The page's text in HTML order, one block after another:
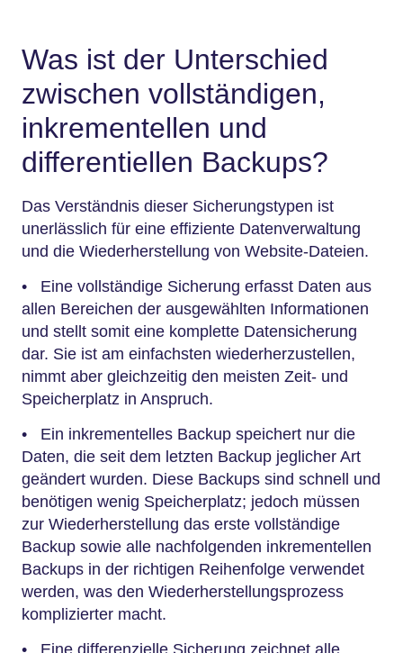
Was ist der Unterschied
zwischen vollständigen,
inkrementellen und
differentiellen Backups?
Das Verständnis dieser Sicherungstypen ist
unerlässlich für eine effiziente Datenverwaltung
und die Wiederherstellung von Website-Dateien.
• Eine vollständige Sicherung erfasst Daten aus
allen Bereichen der ausgewählten Informationen
und stellt somit eine komplette Datensicherung
dar. Sie ist am einfachsten wiederherzustellen,
nimmt aber gleichzeitig den meisten Zeit- und
Speicherplatz in Anspruch.
• Ein inkrementelles Backup speichert nur die
Daten, die seit dem letzten Backup jeglicher Art
geändert wurden. Diese Backups sind schnell und
benötigen wenig Speicherplatz; jedoch müssen
zur Wiederherstellung das erste vollständige
Backup sowie alle nachfolgenden inkrementellen
Backups in der richtigen Reihenfolge verwendet
werden, was den Wiederherstellungsprozess
komplizierter macht.
• Eine differenzielle Sicherung zeichnet alle